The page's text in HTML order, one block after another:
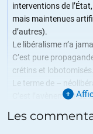
interventions de
mais maintenues
d’autres).
Le libéralisme n’a
C’est pure
crétins et lobotomisés.
Le terme de –
C’est l’avènement
monde.
Les